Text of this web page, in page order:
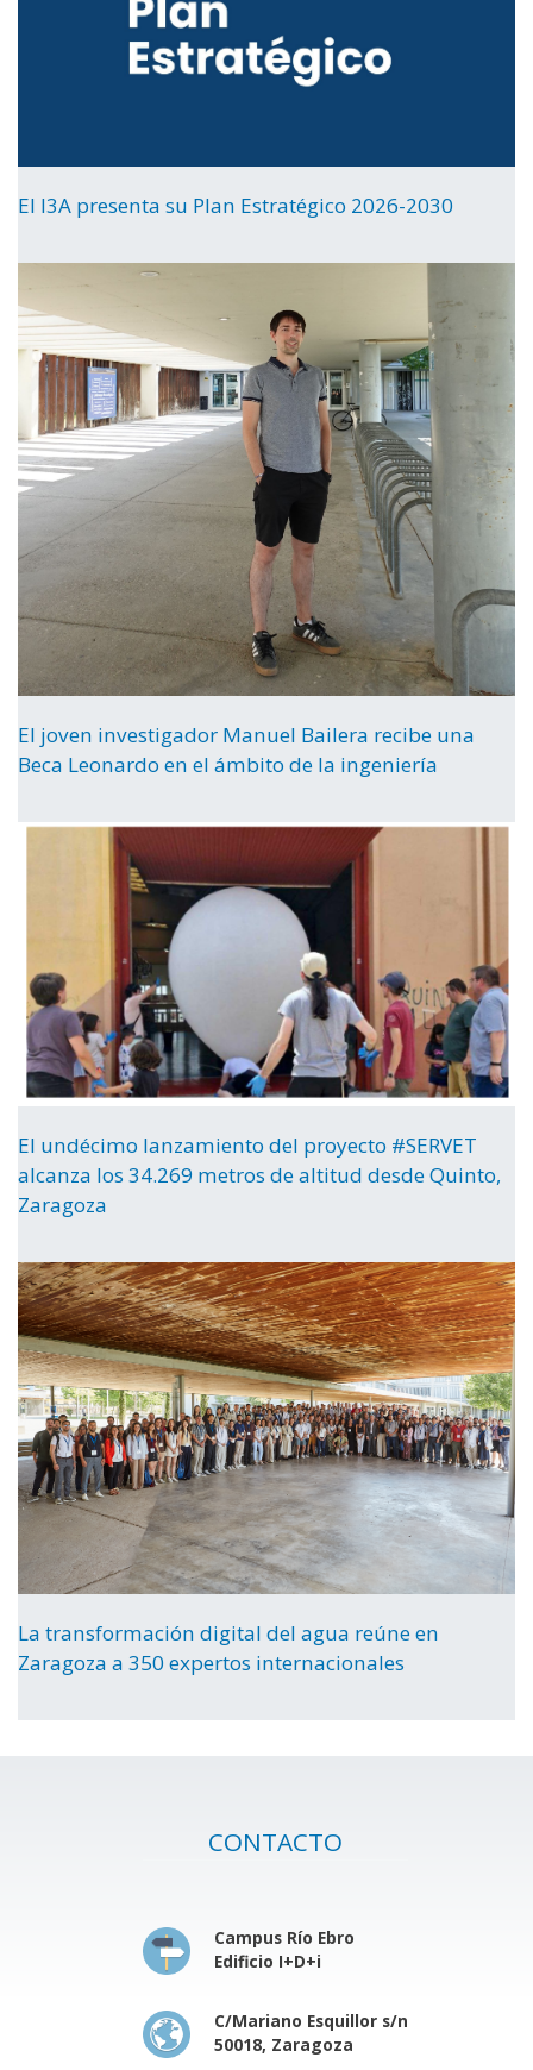
El I3A presenta su Plan Estratégico 2026-2030
El joven investigador Manuel Bailera recibe una
Beca Leonardo en el ámbito de la ingeniería
El undécimo lanzamiento del proyecto #SERVET
alcanza los 34.269 metros de altitud desde Quinto,
Zaragoza
La transformación digital del agua reúne en
Zaragoza a 350 expertos internacionales
CONTACTO
Campus Río Ebro
Edificio I+D+i
C/Mariano Esquillor s/n
50018, Zaragoza